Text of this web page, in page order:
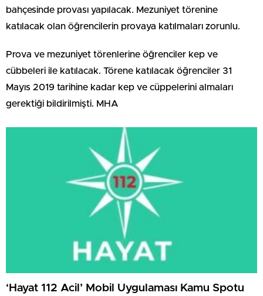
bahçesinde provası yapılacak. Mezuniyet törenine
katılacak olan öğrencilerin provaya katılmaları zorunlu.
Prova ve mezuniyet törenlerine öğrenciler kep ve
cübbeleri ile katılacak. Törene katılacak öğrenciler 31
Mayıs 2019 tarihine kadar kep ve cüppelerini almaları
gerektiği bildirilmişti. MHA
‘Hayat 112 Acil’ Mobil Uygulaması Kamu Spotu